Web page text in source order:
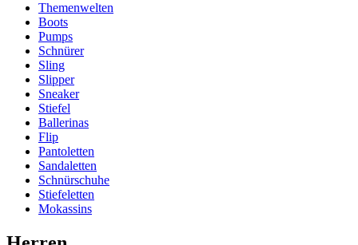
Themenwelten
Boots
Pumps
Schnürer
Sling
Slipper
Sneaker
Stiefel
Ballerinas
Flip
Pantoletten
Sandaletten
Schnürschuhe
Stiefeletten
Mokassins